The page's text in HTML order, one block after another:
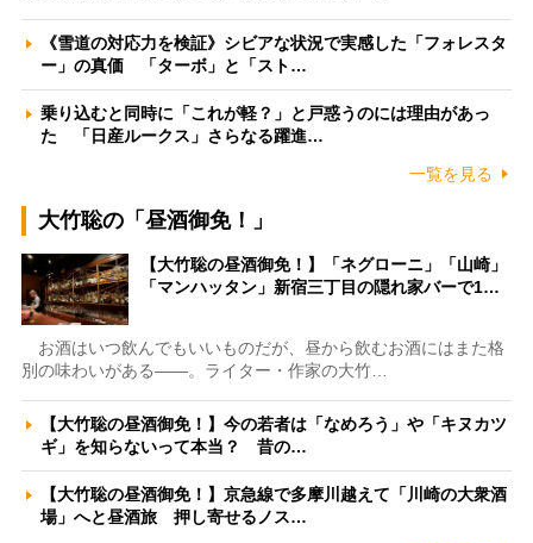
《雪道の対応力を検証》シビアな状況で実感した「フォレスタ
ー」の真価 「ターボ」と「スト…
乗り込むと同時に「これが軽？」と戸惑うのには理由があっ
た 「日産ルークス」さらなる躍進…
一覧を見る
大竹聡の「昼酒御免！」
【大竹聡の昼酒御免！】「ネグローニ」「山崎」
「マンハッタン」新宿三丁目の隠れ家バーで1…
お酒はいつ飲んでもいいものだが、昼から飲むお酒にはまた格
別の味わいがある――。ライター・作家の大竹…
【大竹聡の昼酒御免！】今の若者は「なめろう」や「キヌカツ
ギ」を知らないって本当？ 昔の…
【大竹聡の昼酒御免！】京急線で多摩川越えて「川崎の大衆酒
場」へと昼酒旅 押し寄せるノス…